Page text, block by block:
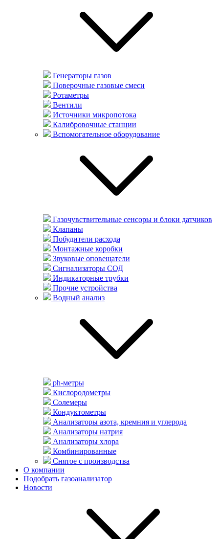
Генераторы газов
Поверочные газовые смеси
Ротаметры
Вентили
Источники микропотока
Калибровочные станции
Вспомогательное оборудование
Газочувствительные сенсоры и блоки датчиков
Клапаны
Побудители расхода
Монтажные коробки
Звуковые оповещатели
Сигнализаторы СОД
Индикаторные трубки
Прочие устройства
Водный анализ
ph-метры
Кислородометры
Солемеры
Кондуктометры
Анализаторы азота, кремния и углерода
Анализаторы натрия
Анализаторы хлора
Комбинированные
Снятое с производства
О компании
Подобрать газоанализатор
Новости